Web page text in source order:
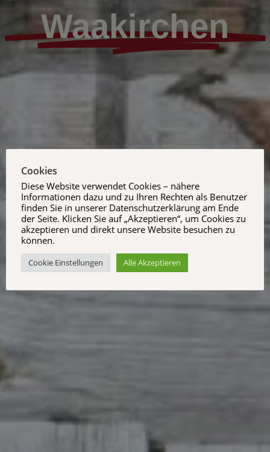
Waakirchen
Cookies
Diese Website verwendet Cookies – nähere
Informationen dazu und zu Ihren Rechten als Benutzer
finden Sie in unserer Datenschutzerklärung am Ende
der Seite. Klicken Sie auf „Akzeptieren“, um Cookies zu
akzeptieren und direkt unsere Website besuchen zu
können.
Cookie Einstellungen Alle Akzeptieren